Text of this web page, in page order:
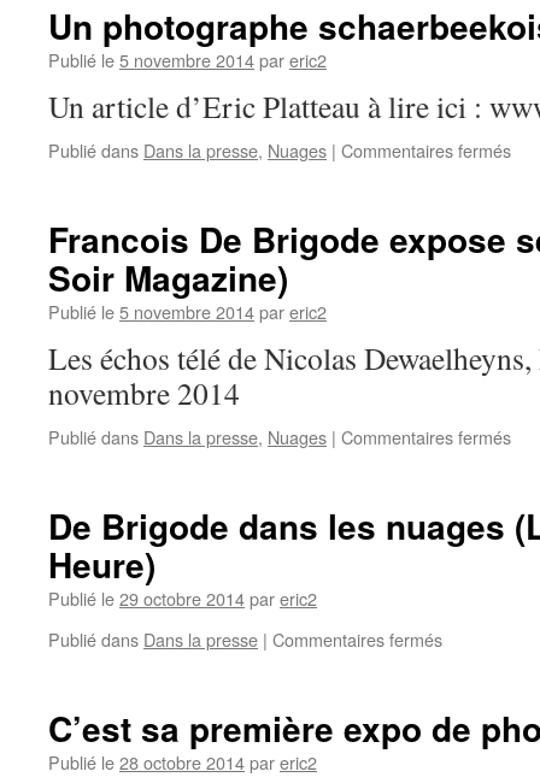
Un photographe
Publié le5 novembre 2014pareric2
Un article d’Eric Platteau à lire ici :
Publié dans Dans la presse, Nuages | Commentaires fermés
Francois De Brigode expose
Soir Magazine)
Publié le5 novembre 2014pareric2
Les échos télé de Nicolas
novembre 2014
Publié dans Dans la presse, Nuages | Commentaires fermés
De Brigode dans les nuages
Heure)
Publié le29 octobre 2014pareric2
Publié dans Dans la presse | Commentaires fermés
C’est sa première expo de
Publié le28 octobre 2014pareric2